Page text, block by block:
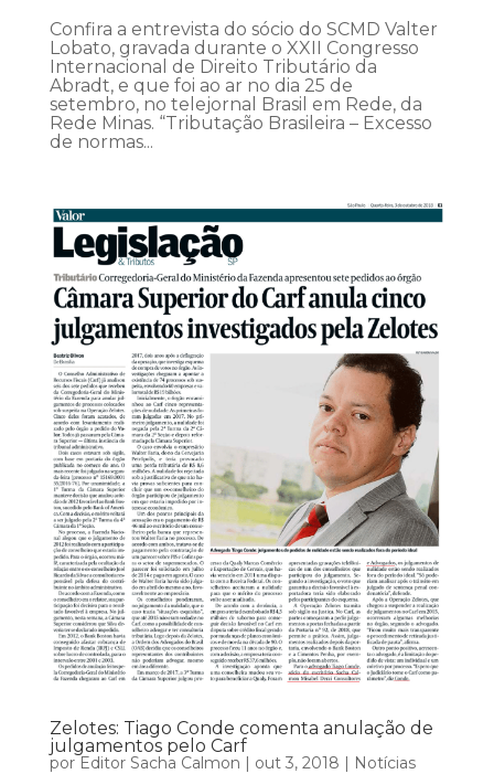
Confira a entrevista do sócio do SCMD Valter
Lobato, gravada durante o XXII Congresso
Internacional de Direito Tributário da
Abradt, e que foi ao ar no dia 25 de
setembro, no telejornal Brasil em Rede, da
Rede Minas. “Tributação Brasileira – Excesso
de normas...
Zelotes: Tiago Conde comenta anulação de
julgamentos pelo Carf
por Editor Sacha Calmon | out 3, 2018 | Notícias